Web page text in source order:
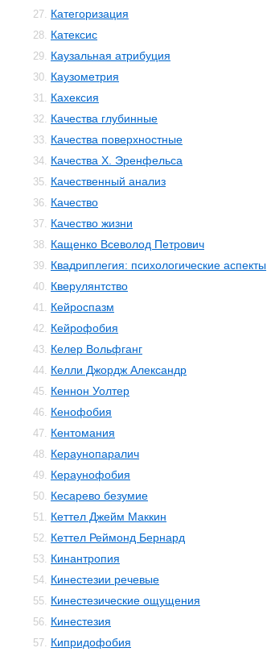
27. Категоризация
28. Катексис
29. Каузальная атрибуция
30. Каузометрия
31. Кахексия
32. Качества глубинные
33. Качества поверхностные
34. Качества Х. Эренфельса
35. Качественный анализ
36. Качество
37. Качество жизни
38. Кащенко Всеволод Петрович
39. Квадриплегия: психологические аспекты
40. Кверулянтство
41. Кейроспазм
42. Кейрофобия
43. Келер Вольфганг
44. Келли Джордж Александр
45. Кеннон Уолтер
46. Кенофобия
47. Кентомания
48. Кераунопаралич
49. Кераунофобия
50. Кесарево безумие
51. Кеттел Джейм Маккин
52. Кеттел Реймонд Бернард
53. Кинантропия
54. Кинестезии речевые
55. Кинестезические ощущения
56. Кинестезия
57. Кипридофобия